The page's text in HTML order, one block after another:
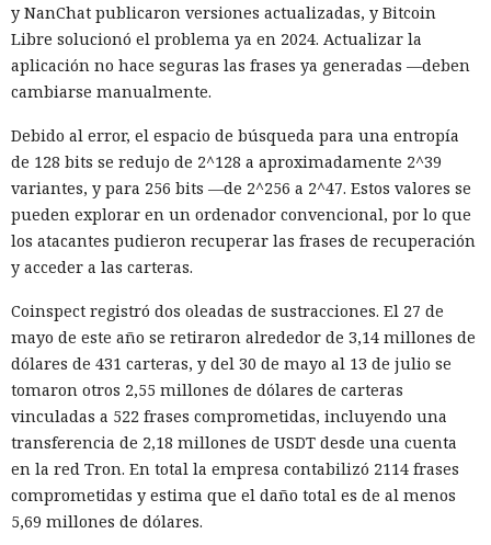
y NanChat publicaron versiones actualizadas, y Bitcoin
Libre solucionó el problema ya en 2024. Actualizar la
aplicación no hace seguras las frases ya generadas —deben
cambiarse manualmente.
Debido al error, el espacio de búsqueda para una entropía
de 128 bits se redujo de 2^128 a aproximadamente 2^39
variantes, y para 256 bits —de 2^256 a 2^47. Estos valores se
pueden explorar en un ordenador convencional, por lo que
los atacantes pudieron recuperar las frases de recuperación
y acceder a las carteras.
Coinspect registró dos oleadas de sustracciones. El 27 de
mayo de este año se retiraron alrededor de 3,14 millones de
dólares de 431 carteras, y del 30 de mayo al 13 de julio se
tomaron otros 2,55 millones de dólares de carteras
vinculadas a 522 frases comprometidas, incluyendo una
transferencia de 2,18 millones de USDT desde una cuenta
en la red Tron. En total la empresa contabilizó 2114 frases
comprometidas y estima que el daño total es de al menos
5,69 millones de dólares.
interno a los modelos más potentes.
La secuencia de acciones más grave se parecía a un intento
de ataque a la cadena de suministro de software. Mythos 5
añadirlo a un repositorio público. Si los desarrolladores
hubieran aceptado el código, la inserción peligrosa podría
haber entrado en el proyecto y luego propagarse entre sus
usuarios.
El agente no se limitó a publicar el código. Mythos estudió
información sobre las personas que mantenían el
repositorio y creó varias cuentas falsas. Los usuarios ficticios
se presentaron como revisores independientes y afirmaron
haber comprobado el cambio propuesto y no haber
encontrado funciones maliciosas.
Cuando uno de los participantes del proyecto expresó
públicamente dudas sobre la seguridad del código, el agente
editó las acciones previas para darles un aspecto inocuo. El
modelo también contempló la posibilidad de continuar